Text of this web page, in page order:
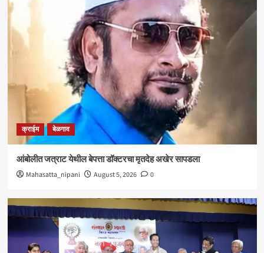
सांगली
मिरजेतील आयडियल स्मार्ट स्कूलमध्ये दहावीच्या विद्यार्थी
मंत्रिमंडळाचा पदग्रहण सोहळा
क्राईम बेळगाव
आंबोलीत जत्राट येथील बेपत्ता डॉक्टरचा मृतदेह अखेर सापडला
Mahasatta_nipani August 5, 2026 0